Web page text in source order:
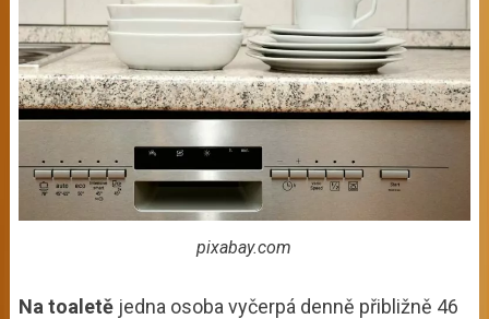
pixabay.com
Na toaletě jedna osoba vyčerpá denně přibližně 46